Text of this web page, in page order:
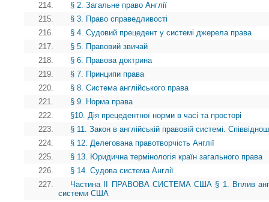
214.
§ 2. Загальне право Англії
215.
§ 3. Право справедливості
216.
§ 4. Судовий прецедент у системі джерела права
217.
§ 5. Правовий звичай
218.
§ 6. Правова доктрина
219.
§ 7. Принципи права
220.
§ 8. Система англійського права
221.
§ 9. Норма права
222.
§10. Дія прецедентної норми в часі та просторі
223.
§ 11. Закон в англійській правовій системі.
224.
§ 12. Делегована правотворчість Англії
225.
§ 13. Юридична термінологія країн загального права
226.
§ 14. Судова система Англії
227.
Частина II ПРАВОВА СИСТЕМА США § 1. Вплив
системи США